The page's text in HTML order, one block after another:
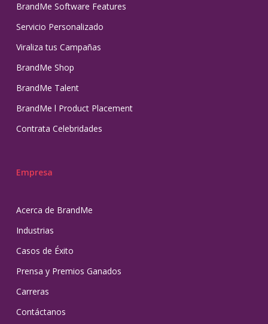
BrandMe Software Features
Servicio Personalizado
Viraliza tus Campañas
BrandMe Shop
BrandMe Talent
BrandMe l Product Placement
Contrata Celebridades
Empresa
Acerca de BrandMe
Industrias
Casos de Éxito
Prensa y Premios Ganados
Carreras
Contáctanos